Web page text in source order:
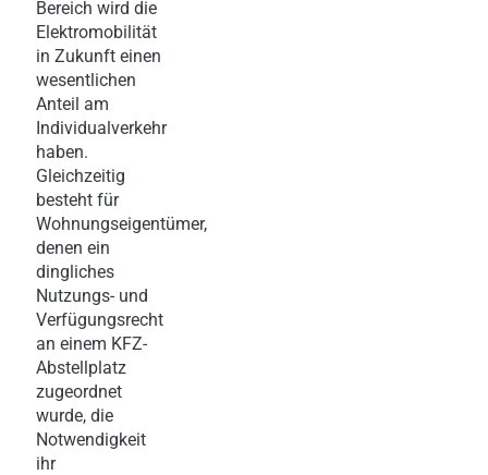
Bereich wird die
Elektromobilität
in Zukunft einen
wesentlichen
Anteil am
Individualverkehr
haben.
Gleichzeitig
besteht für
Wohnungseigentümer,
denen ein
dingliches
Nutzungs- und
Verfügungsrecht
an einem KFZ-
Abstellplatz
zugeordnet
wurde, die
Notwendigkeit
ihr